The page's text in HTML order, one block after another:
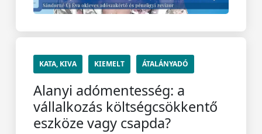
KATA, KIVA KIEMELT ÁTALÁNYADÓ
Alanyi adómentesség: a
vállalkozás költségcsökkentő
eszköze vagy csapda?